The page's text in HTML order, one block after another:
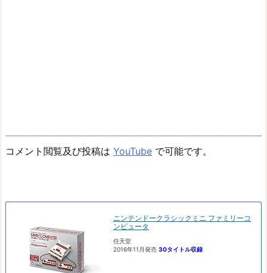
コメント閲覧及び投稿は YouTube で可能です。
ニンテンドークラシックミニ ファミリーコ
ンピュータ
任天堂
2016年11月発売 30タイトル収録